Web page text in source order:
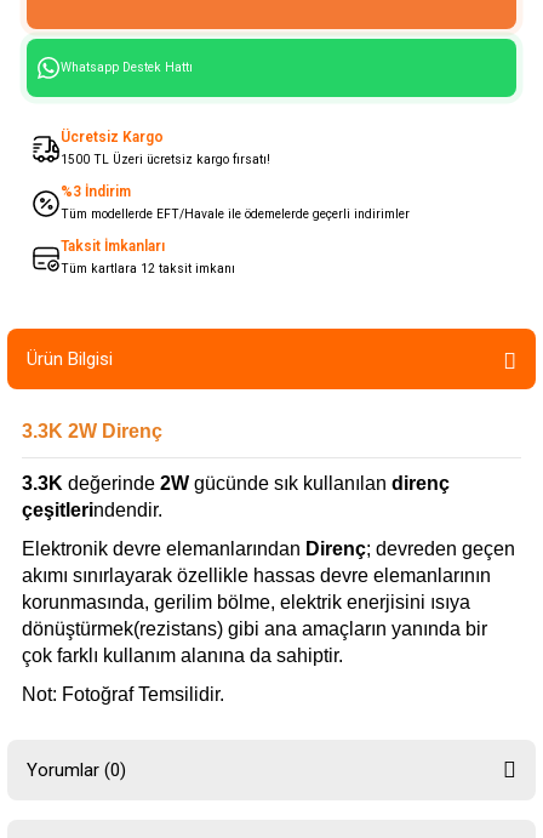
Whatsapp Destek Hattı
Ücretsiz Kargo
1500 TL Üzeri ücretsiz kargo fırsatı!
%3 İndirim
Tüm modellerde EFT/Havale ile ödemelerde geçerli indirimler
Taksit İmkanları
Tüm kartlara 12 taksit imkanı
Ürün Bilgisi
3.3K 2W Direnç
3.3K değerinde 2W gücünde sık kullanılan direnç
çeşitlerindendir.
Elektronik devre elemanlarından Direnç; devreden geçen
akımı sınırlayarak özellikle hassas devre elemanlarının
korunmasında, gerilim bölme, elektrik enerjisini ısıya
dönüştürmek(rezistans) gibi ana amaçların yanında bir
çok farklı kullanım alanına da sahiptir.
Not: Fotoğraf Temsilidir.
Yorumlar (0)